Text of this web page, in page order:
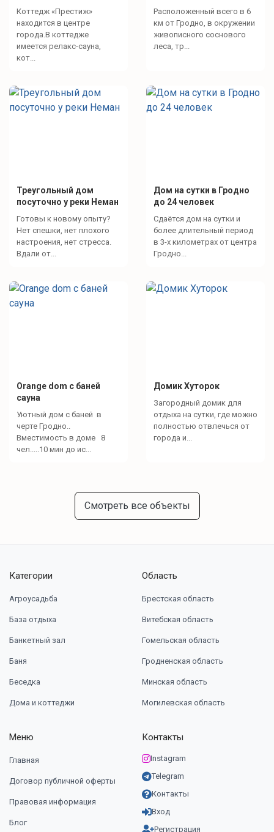
Коттедж «Престиж»
находится в центре
города.В коттедже
имеется релакс-сауна,
кот...
Расположенный всего в 6
км от Гродно, в окружении
живописного соснового
леса, тр...
Треугольный дом
посуточно у реки Неман
Готовы к новому опыту?
Нет спешки, нет плохого
настроения, нет стресса.
Вдали от...
Дом на сутки в Гродно
до 24 человек
Сдаётся дом на сутки и
более длительный период
в 3-х километрах от центра
Гродно...
Orange dom с баней
сауна
Уютный дом с баней в
черте Гродно..
Вместимость в доме 8
чел.....10 мин до ис...
Домик Хуторок
Загородный домик для
отдыха на сутки, где можно
полностью отвлечься от
города и...
Смотреть все объекты
Категории
Агроусадьба
База отдыха
Банкетный зал
Баня
Беседка
Дома и коттеджи
Область
Брестская область
Витебская область
Гомельская область
Гродненская область
Минская область
Могилевская область
Меню
Главная
Договор публичной оферты
Правовая информация
Блог
Контакты
Instagram
Telegram
Контакты
Вход
Регистрация